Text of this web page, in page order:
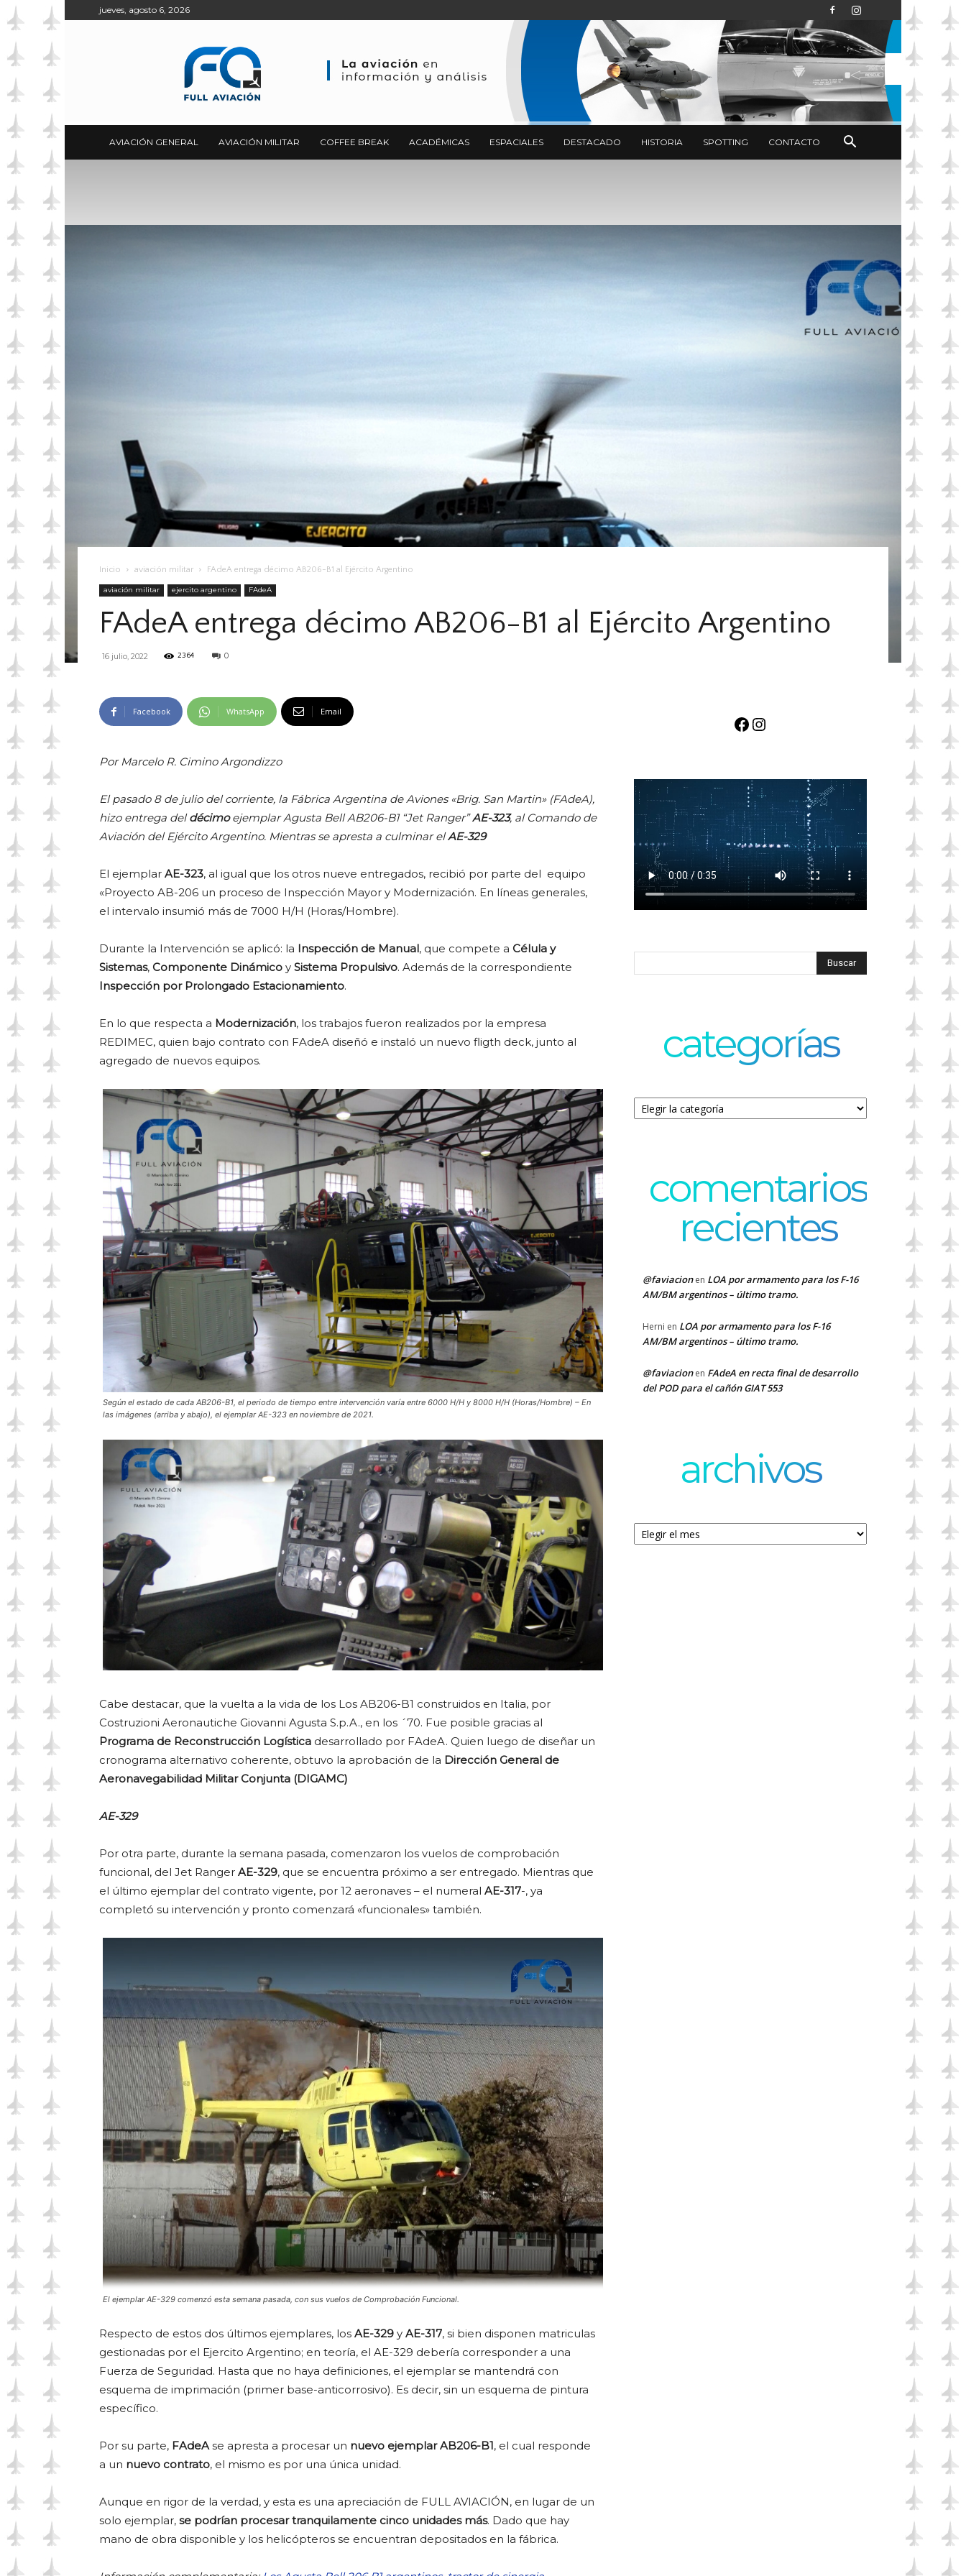
jueves, agosto 6, 2026
AVIACIÓN GENERAL AVIACIÓN MILITAR COFFEE BREAK ACADÉMICAS ESPACIALES DESTACADO HISTORIA SPOTTING CONTACTO
Inicio aviación militar FAdeA entrega décimo AB206-B1 al Ejército Argentino
aviación militar ejercito argentino FAdeA
FAdeA entrega décimo AB206-B1 al Ejército Argentino
16 julio, 2022 2364 0
Facebook WhatsApp Email
Por Marcelo R. Cimino Argondizzo
El pasado 8 de julio del corriente, la Fábrica Argentina de Aviones «Brig. San Martin» (FAdeA),
hizo entrega deldécimoejemplar Agusta Bell AB206-B1 “Jet Ranger”AE-323, al Comando de
Aviación del Ejército Argentino. Mientras se apresta a culminar elAE-329
El ejemplar AE-323, al igual que los otros nueve entregados, recibió por parte del equipo
«Proyecto AB-206 un proceso de Inspección Mayor y Modernización. En líneas generales,
el intervalo insumió más de 7000 H/H (Horas/Hombre).
Durante la Intervención se aplicó: la Inspección de Manual, que compete a Célula y
Sistemas, Componente Dinámico y Sistema Propulsivo. Además de la correspondiente
Inspección por Prolongado Estacionamiento.
En lo que respecta a Modernización, los trabajos fueron realizados por la empresa
REDIMEC, quien bajo contrato con FAdeA diseñó e instaló un nuevo fligth deck, junto al
agregado de nuevos equipos.
Según el estado de cada AB206-B1, el periodo de tiempo entre intervención varía entre 6000 H/H y 8000 H/H (Horas/Hombre) – En
las imágenes (arriba y abajo), el ejemplar AE-323 en noviembre de 2021.
Cabe destacar, que la vuelta a la vida de los Los AB206-B1 construidos en Italia, por
Costruzioni Aeronautiche Giovanni Agusta S.p.A., en los ´70. Fue posible gracias al
Programa de Reconstrucción Logística desarrollado por FAdeA. Quien luego de diseñar un
cronograma alternativo coherente, obtuvo la aprobación de la Dirección General de
Aeronavegabilidad Militar Conjunta (DIGAMC)
AE-329
Por otra parte, durante la semana pasada, comenzaron los vuelos de comprobación
funcional, del Jet Ranger AE-329, que se encuentra próximo a ser entregado. Mientras que
el último ejemplar del contrato vigente, por 12 aeronaves – el numeral AE-317-, ya
completó su intervención y pronto comenzará «funcionales» también.
El ejemplar AE-329 comenzó esta semana pasada, con sus vuelos de Comprobación Funcional.
Respecto de estos dos últimos ejemplares, los AE-329 y AE-317, si bien disponen matriculas
gestionadas por el Ejercito Argentino; en teoría, el AE-329 debería corresponder a una
Fuerza de Seguridad. Hasta que no haya definiciones, el ejemplar se mantendrá con
esquema de imprimación (primer base-anticorrosivo). Es decir, sin un esquema de pintura
específico.
Por su parte, FAdeAse apresta a procesar un nuevo ejemplar AB206-B1, el cual responde
a un nuevo contrato, el mismo es por una única unidad.
Aunque en rigor de la verdad, y esta es una apreciación de FULL AVIACIÓN, en lugar de un
solo ejemplar, se podrían procesar tranquilamente cinco unidades más. Dado que hay
mano de obra disponible y los helicópteros se encuentran depositados en la fábrica.
Facebook
Instagram
categorías
Categorías
comentarios
recientes
@faviacionen LOA por armamento para los F-16
AM/BM argentinos – último tramo.
Herni en LOA por armamento para los F-16
AM/BM argentinos – último tramo.
@faviacionen FAdeA en recta final de desarrollo
del POD para el cañón GIAT 553
archivos
Archivos